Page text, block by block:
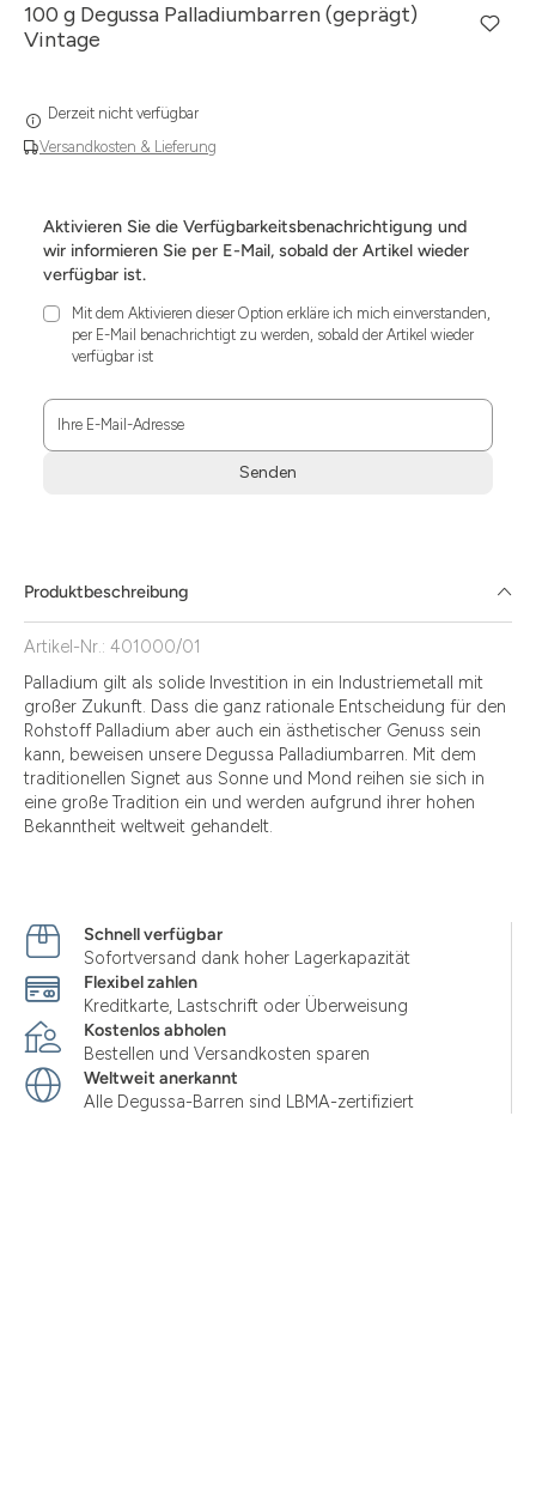
100 g Degussa Palladiumbarren (geprägt)
Vintage
Versandkosten & Lieferung
Derzeit nicht verfügbar
Aktivieren Sie die Verfügbarkeitsbenachrichtigung und
wir informieren Sie per E-Mail, sobald der Artikel wieder
verfügbar ist.
Mit dem Aktivieren dieser Option erkläre ich mich einverstanden,
per E-Mail benachrichtigt zu werden, sobald der Artikel wieder
verfügbar ist
Ihre E-Mail-Adresse
Senden
die
Zustimmung
aktivieren.
Produktbeschreibung
Artikel-Nr.: 401000/01
Palladium gilt als solide Investition in ein Industriemetall mit
großer Zukunft. Dass die ganz rationale Entscheidung für den
Rohstoff Palladium aber auch ein ästhetischer Genuss sein
kann, beweisen unsere Degussa Palladiumbarren. Mit dem
traditionellen Signet aus Sonne und Mond reihen sie sich in
eine große Tradition ein und werden aufgrund ihrer hohen
Bekanntheit weltweit gehandelt.
Schnell verfügbar
Sofortversand dank hoher Lagerkapazität
Flexibel zahlen
Kreditkarte, Lastschrift oder Überweisung
Kostenlos abholen
Bestellen und Versandkosten sparen
Weltweit anerkannt
Alle Degussa-Barren sind LBMA-zertifiziert